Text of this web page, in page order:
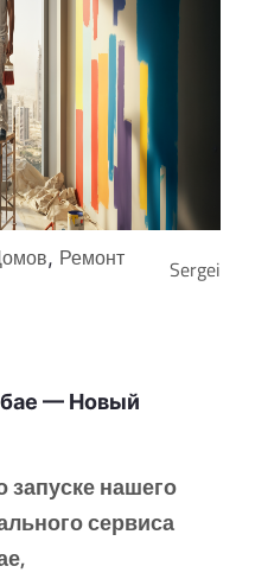
, Ремонт
Sergei
— Новый
нашего
сервиса